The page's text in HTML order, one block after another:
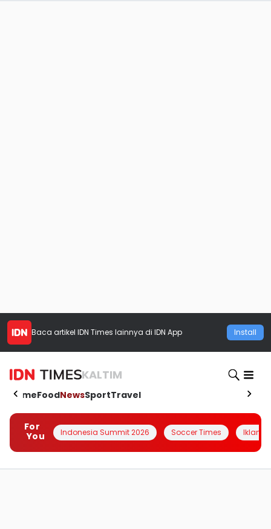
Baca artikel IDN Times lainnya di IDN App Install
KALTIM
HomeFoodNewsSportTravel
For
You
Indonesia Summit 2026 Soccer Times Iklanin